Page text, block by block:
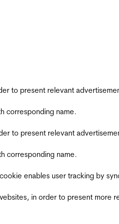
to present relevant
corresponding name.
to present relevant
corresponding name.
enables user tracking by
in order to present more